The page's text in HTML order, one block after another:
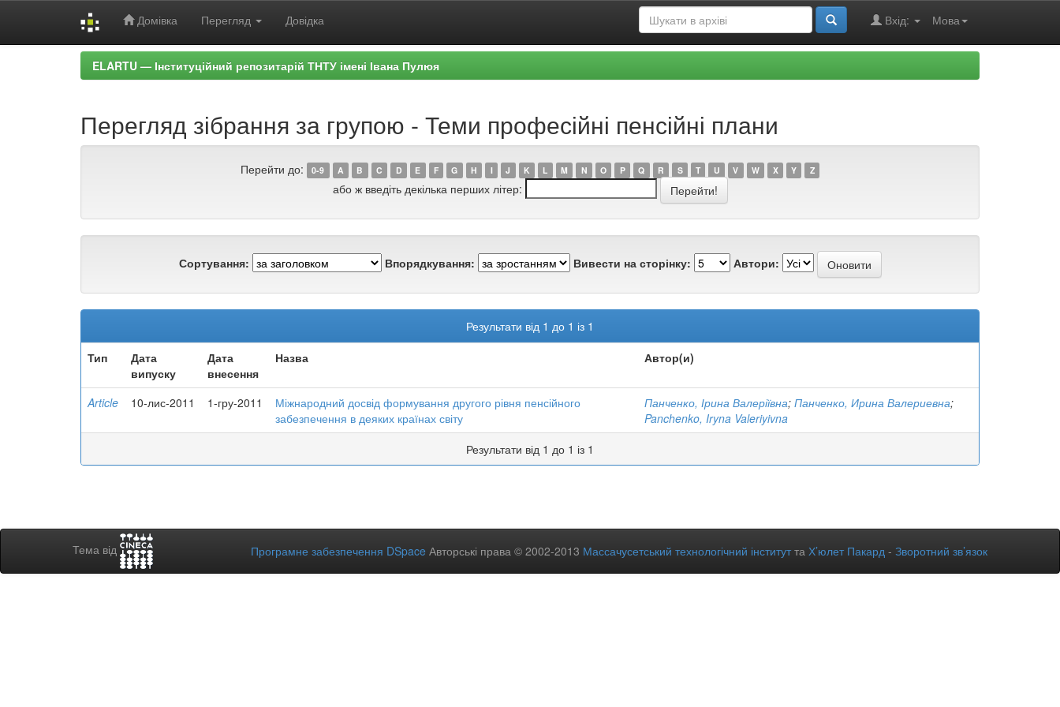
Домівка Перегляд Довідка Мова
Вхід:
ELARTU — Інституційний репозитарій ТНТУ імені Івана Пулюя
Перегляд зібрання за групою - Теми професійні пенсійні плани
Перейти до: 0-9 A B C D E F G H I J K L M N O P Q R S T U V W X Y Z
або ж введіть декілька перших літер:
Сортування: Впорядкування: Вивести на сторінку: Автори:
Результати від 1 до 1 із 1
Тип
Дата
випуску
Дата
внесення
Назва Автор(и)
Article 10-лис-2011 1-гру-2011
Міжнародний досвід формування другого рівня пенсійного
забезпечення в деяких країнах світу
Панченко, Ірина Валеріївна; Панченко, Ирина Валериевна;
Panchenko, Iryna Valeriyivna
Результати від 1 до 1 із 1
Тема від Програмне забезпечення DSpace Авторські права © 2002-2013 Массачусетський технологічний інститутта Х’юлет Пакард - Зворотний зв’язок